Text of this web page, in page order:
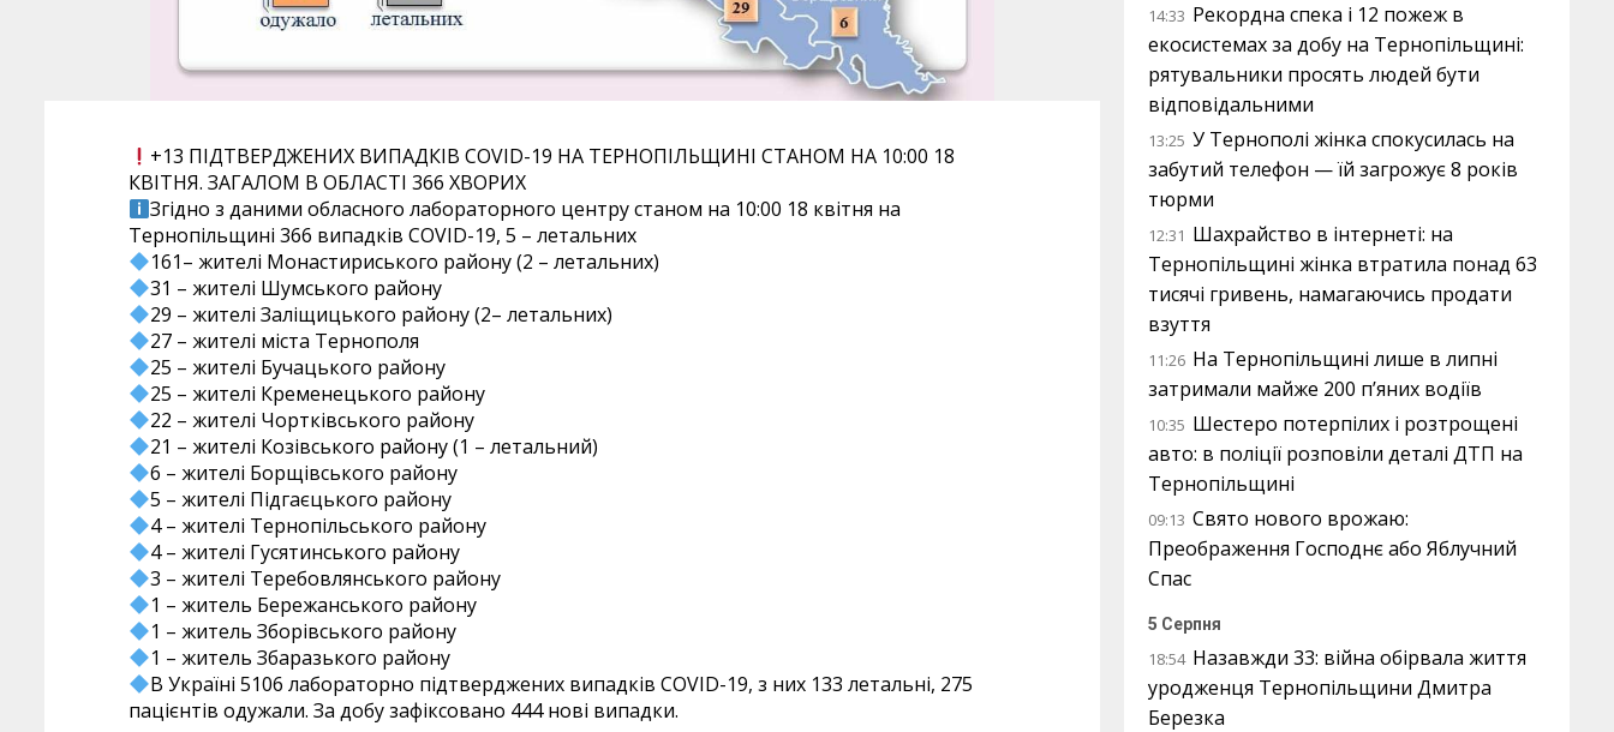
+13 ПІДТВЕРДЖЕНИХ ВИПАДКІВ COVID-19 НА ТЕРНОПІЛЬЩИНІ СТАНОМ НА 10:00 18
КВІТНЯ. ЗАГАЛОМ В ОБЛАСТІ 366 ХВОРИХ
Згідно з даними обласного лабораторного центру станом на 10:00 18 квітня на
Тернопільщині 366 випадків COVID-19, 5 – летальних
161– жителі Монастириського району (2 – летальних)
31 – жителі Шумського району
29 – жителі Заліщицького району (2– летальних)
27 – жителі міста Тернополя
25 – жителі Бучацького району
25 – жителі Кременецького району
22 – жителі Чортківського району
21 – жителі Козівського району (1 – летальний)
6 – жителі Борщівського району
5 – жителі Підгаєцького району
4 – жителі Тернопільського району
4 – жителі Гусятинського району
3 – жителі Теребовлянського району
1 – житель Бережанського району
1 – житель Зборівського району
1 – житель Збаразького району
В Україні 5106 лабораторно підтверджених випадків COVID-19, з них 133 летальні, 275
пацієнтів одужали. За добу зафіксовано 444 нові випадки.
14:33 Рекордна спека і 12 пожеж в
екосистемах за добу на Тернопільщині:
рятувальники просять людей бути
відповідальними
13:25 У Тернополі жінка спокусилась на
забутий телефон — їй загрожує 8 років
тюрми
12:31 Шахрайство в інтернеті: на
Тернопільщині жінка втратила понад 63
тисячі гривень, намагаючись продати
взуття
11:26 На Тернопільщині лише в липні
затримали майже 200 п’яних водіїв
10:35 Шестеро потерпілих і розтрощені
авто: в поліції розповіли деталі ДТП на
Тернопільщині
09:13 Свято нового врожаю:
Преображення Господнє або Яблучний
Спас
5 Серпня
18:54 Назавжди 33: війна обірвала життя
уродженця Тернопільщини Дмитра
Березка